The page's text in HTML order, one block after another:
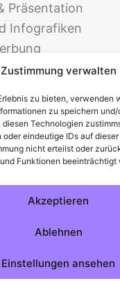
Zustimmung verwalten
zu bieten, verwenden
zu speichern
Technologien
eindeutige IDs auf
nicht erteilst oder
Funktionen beeinträchtigt
Akzeptieren
Ablehnen
Einstellungen ansehen
Präsentation
Infografiken
Deine Welt der Office-
VorlagenÜber uns
DatenschutzCookies